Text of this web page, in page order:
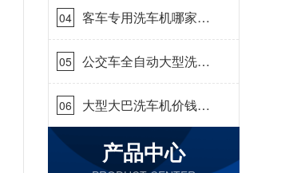
使用[隆茂鑫晟]
04
客车专用洗车机哪家的
好[隆茂鑫晟]
05
公交车全自动大型洗车
机什么价钱[隆茂鑫晟]
06
大型大巴洗车机价钱怎
么样[隆茂鑫晟]
产品中心